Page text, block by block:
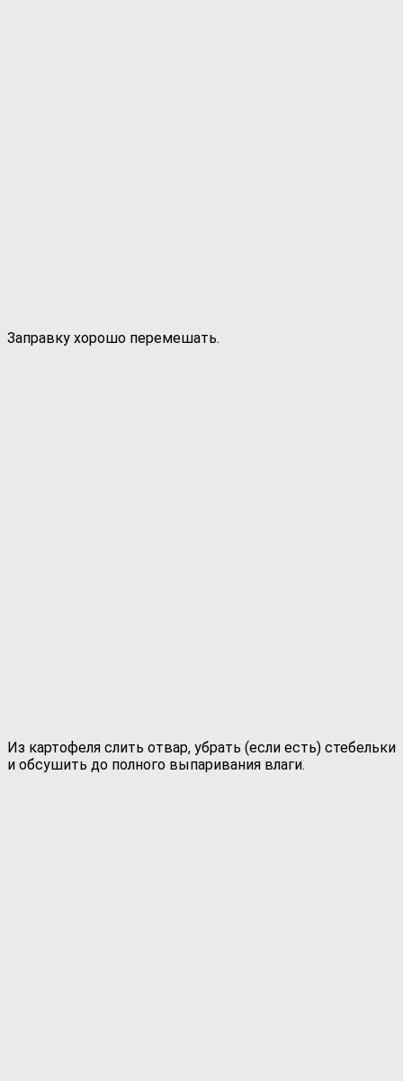
Заправку хорошо перемешать.
Из картофеля слить отвар, убрать (если есть) стебельки
и обсушить до полного выпаривания влаги.